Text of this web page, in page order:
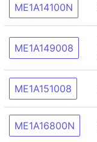
ME1A14100N
ME1A149008
ME1A151008
ME1A16800N